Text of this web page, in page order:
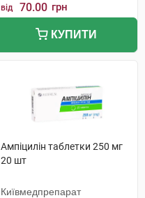
від 70.00 грн
КУПИТИ
Ампіцилін таблетки 250 мг
20 шт
Київмедпрепарат